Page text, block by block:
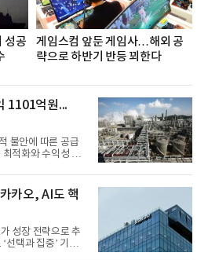
성공
게임스컴 앞둔 게임사…해외 공
략으로 하반기 반등 꾀한다
1101억원...
불안에 따른 공급
적화와 수익성 중
기 연결 기준 매출
원을 기록했다고 7
문(롯데케미칼 기
데대산석화)이 매
을 기록했다. 정기
래깅 효과로 전분
전환 흐름을 유지
카오, AI도 핵
성장 전략으로 추
선택과 집중’ 기조